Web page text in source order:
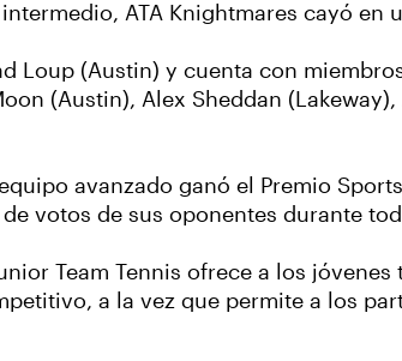
ATA Knightmares cayó
Loup (Austin) y cuenta con
(Austin), Alex Sheddan
avanzado ganó el Premio
votos de sus oponentes durante
Team Tennis ofrece a los
a la vez que permite a los